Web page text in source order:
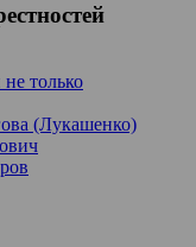
только
(Лукашенко)